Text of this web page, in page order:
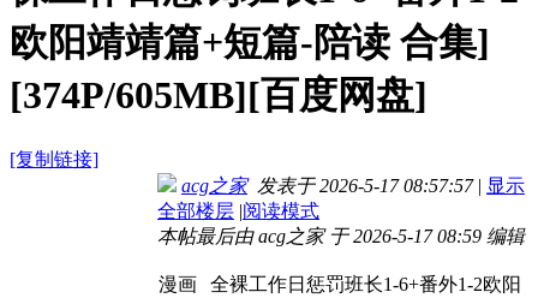
欧阳靖靖篇+短篇-陪读 合集]
[374P/605MB][百度网盘]
[复制链接]
acg之家发表于 2026-5-17 08:57:57 | 显示
全部楼层 |阅读模式
本帖最后由 acg之家 于 2026-5-17 08:59 编辑
漫画
全裸工作日惩罚班长1-6+番外1-2欧阳